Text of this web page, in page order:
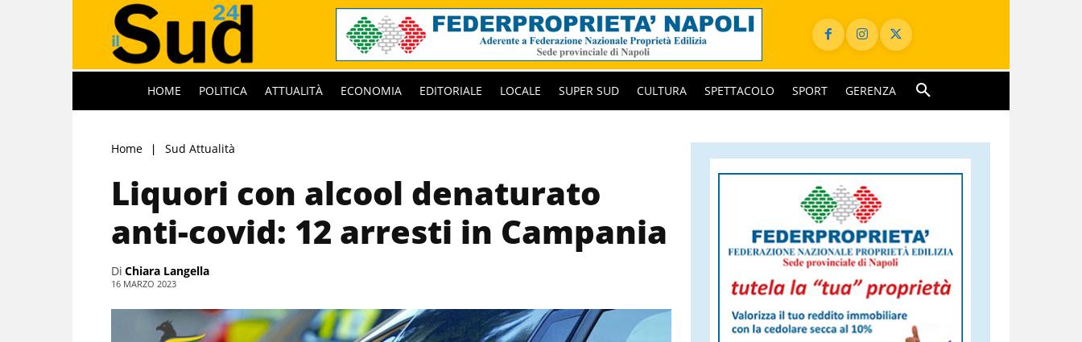
HOME POLITICA ATTUALITÀ ECONOMIA EDITORIALE LOCALE SUPER SUD CULTURA SPETTACOLO SPORT GERENZA
Home Sud Attualità
Liquori con alcool denaturato
anti-covid: 12 arresti in Campania
Di Chiara Langella
16 MARZO 2023